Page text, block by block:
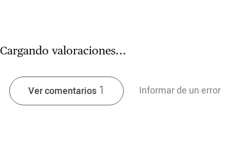
Cargando valoraciones...
Ver comentarios 1 Informar de un error